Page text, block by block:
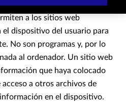
un ordenador, un smartphone o
a los sitios web
dispositivo del usuario para
No son programas y, por lo
al ordenador. Un sitio web
que haya colocado
a otros archivos de
en el dispositivo.